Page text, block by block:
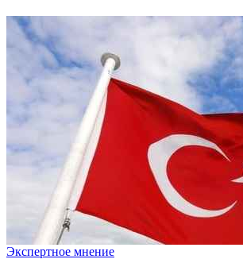
Экспертное мнение